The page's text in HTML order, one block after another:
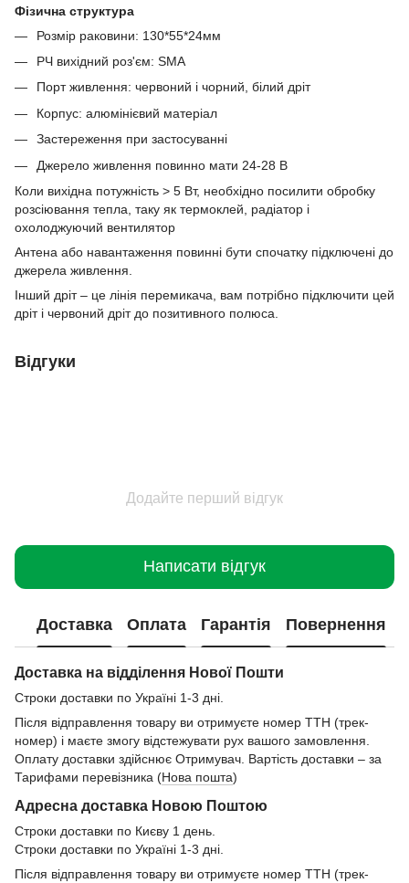
Фізична структура
Розмір раковини: 130*55*24мм
РЧ вихідний роз'єм: SMA
Порт живлення: червоний і чорний, білий дріт
Корпус: алюмінієвий матеріал
Застереження при застосуванні
Джерело живлення повинно мати 24-28 В
Коли вихідна потужність > 5 Вт, необхідно посилити обробку
розсіювання тепла, таку як термоклей, радіатор і
охолоджуючий вентилятор
Антена або навантаження повинні бути спочатку підключені до
джерела живлення.
Інший дріт – це лінія перемикача, вам потрібно підключити цей
дріт і червоний дріт до позитивного полюса.
Відгуки
Додайте перший відгук
Написати відгук
Доставка Оплата Гарантія Повернення
Доставка на відділення Нової Пошти
Строки доставки по Україні 1-3 дні.
Після відправлення товару ви отримуєте номер ТТН (трек-
номер) і маєте змогу відстежувати рух вашого замовлення.
Оплату доставки здійснює Отримувач. Вартість доставки – за
Тарифами перевізника (Нова пошта)
Адресна доставка Новою Поштою
Строки доставки по Києву 1 день.
Строки доставки по Україні 1-3 дні.
Після відправлення товару ви отримуєте номер ТТН (трек-